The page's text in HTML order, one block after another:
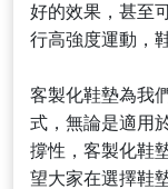
好的效果，甚至
行高強度運動，
客製化鞋墊為我
式，無論是適用
撐性，客製化鞋
望大家在選擇鞋